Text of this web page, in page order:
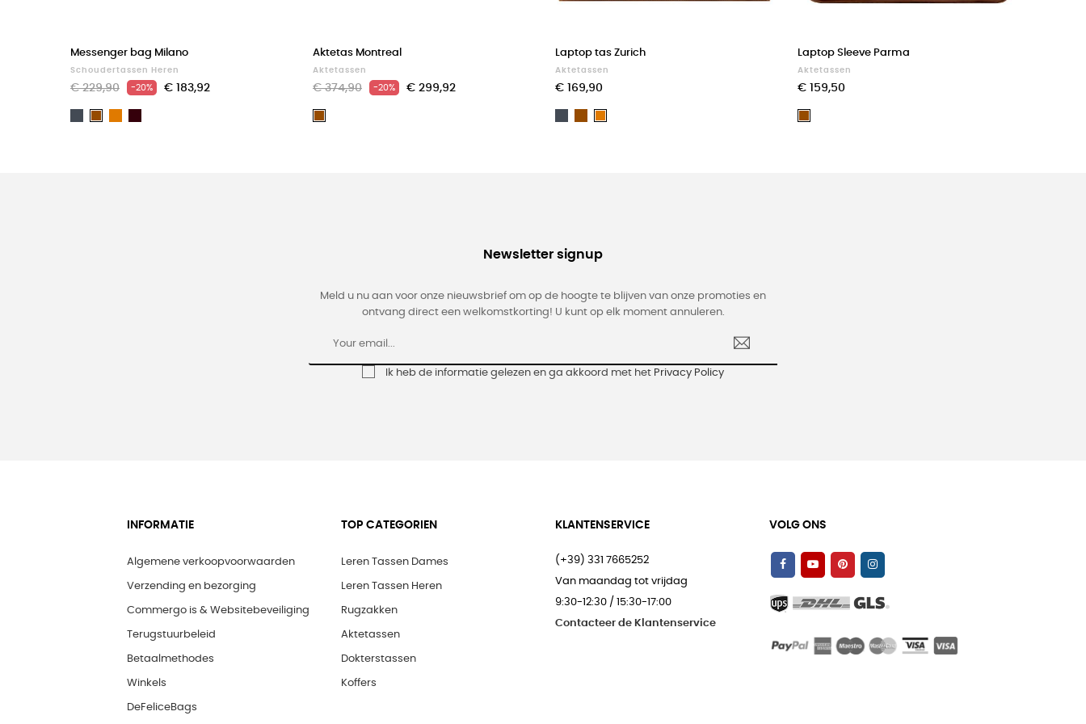
Messenger bag Milano
Schoudertassen Heren
€ 229,90 -20% € 183,92
Aktetas Montreal
Aktetassen
€ 374,90 -20% € 299,92
Laptop tas Zurich
Aktetassen
€ 169,90
Laptop Sleeve Parma
Aktetassen
€ 159,50
Newsletter signup
Meld u nu aan voor onze nieuwsbrief om op de hoogte te blijven van onze promoties en
ontvang direct een welkomstkorting! U kunt op elk moment annuleren.
Ik heb de informatie gelezen en ga akkoord met het Privacy Policy
INFORMATIE
Algemene verkoopvoorwaarden
Verzending en bezorging
Commergo is & Websitebeveiliging
Terugstuurbeleid
Betaalmethodes
Winkels
DeFeliceBags
TOP CATEGORIEN
Leren Tassen Dames
Leren Tassen Heren
Rugzakken
Aktetassen
Dokterstassen
Koffers
KLANTENSERVICE
(+39) 331 7665252
Van maandag tot vrijdag
9:30-12:30 / 15:30-17:00
Contacteer de Klantenservice
VOLG ONS